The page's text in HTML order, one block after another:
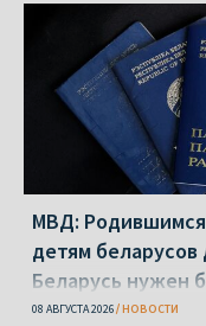
МВД: Родившимся
детям беларусов
Беларусь нужен
паспорт
08 АВГУСТА 2026 НОВОСТИ